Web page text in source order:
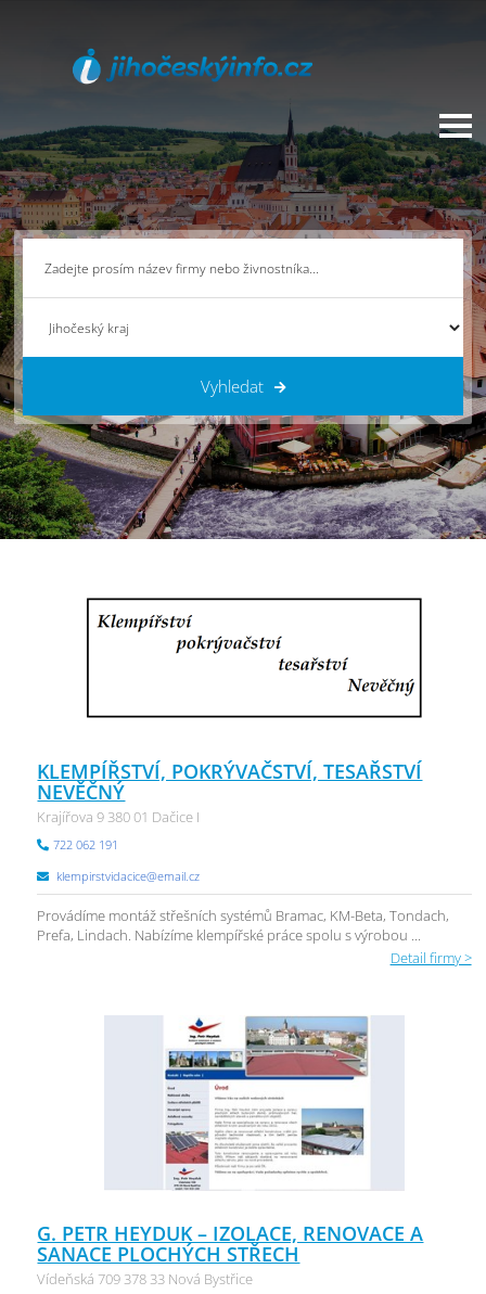
Vyhledat
KLEMPÍŘSTVÍ, POKRÝVAČSTVÍ, TESAŘSTVÍ
NEVĚČNÝ
Krajířova 9 380 01 Dačice I
722 062 191
klempirstvidacice@email.cz
Provádíme montáž střešních systémů Bramac, KM-Beta, Tondach,
Prefa, Lindach. Nabízíme klempířské práce spolu s výrobou ...
Detail firmy >
G. PETR HEYDUK – IZOLACE, RENOVACE A
SANACE PLOCHÝCH STŘECH
Vídeňská 709 378 33 Nová Bystřice